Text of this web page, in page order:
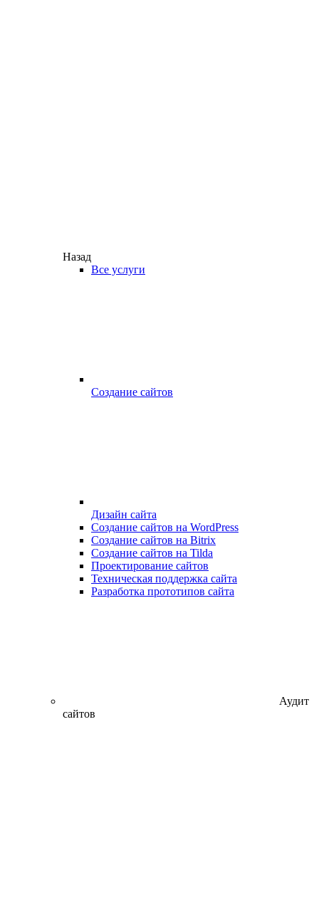
Назад
Все услуги
Создание сайтов
Дизайн сайта
Создание сайтов на WordPress
Создание сайтов на Bitrix
Создание сайтов на Tilda
Проектирование сайтов
Техническая поддержка сайта
Разработка прототипов сайта
Аудит
сайтов